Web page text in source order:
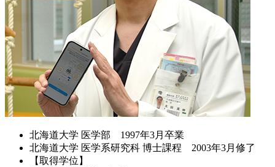
北海道大学 医学部 1997年3月卒業
北海道大学 医学系研究科 博士課程 2003年3月修了
【取得学位】